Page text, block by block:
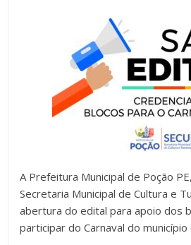
A Prefeitura Municipal de Poção
Secretaria Municipal de Cultura e
abertura do edital para apoio dos
participar do Carnaval do